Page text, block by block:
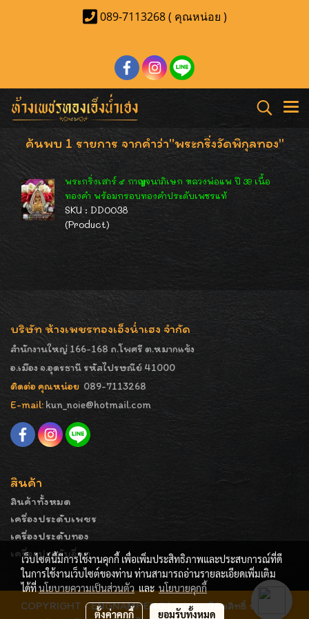
089-7113268 ( คุณหน่อย )
ค้นพบ 1 รายการ จากคำว่า"พระกริ่งวัดพิกุลทอง"
พระกริ่งเสาร์ ๕ กาญจนาภิเษก หลวงพ่อแพ ปี 39 เนื้อ
ทองคำ พร้อมกรอบทองคำประดับเพชรแท้
SKU : DD0038
(Product)
บริษัท ห้างเพชรทองเอ็งน่ำเฮง จำกัด
สำนักงานใหญ่ 166-168 ถ.โพศรี ต.หมากแข้ง
อ.เมือง จ.อุดรธานี รหัสไปรษณีย์ 41000
ติดต่อ คุณหน่อย 089-7113268
E-mail: kun_noie@hotmail.com
สินค้า
สินค้าทั้งหมด
เครื่องประดับเพชร
เครื่องประดับทอง
เครื่องประดับอื่นๆ
COPYRIGHT - ENGNAMHENG | รูปภาพมีลิขสิทธิ์ ห้ามมิให้
เว็บไซต์นี้มีการใช้งานคุกกี้ เพื่อเพิ่มประสิทธิภาพและประสบการณ์ที่ดี
ในการใช้งานเว็บไซต์ของท่าน ท่านสามารถอ่านรายละเอียดเพิ่มเติม
ได้ที่นโยบายความเป็นส่วนตัวและนโยบายคุกกี้
ตั้งค่าคุกกี้ ยอมรับทั้งหมด